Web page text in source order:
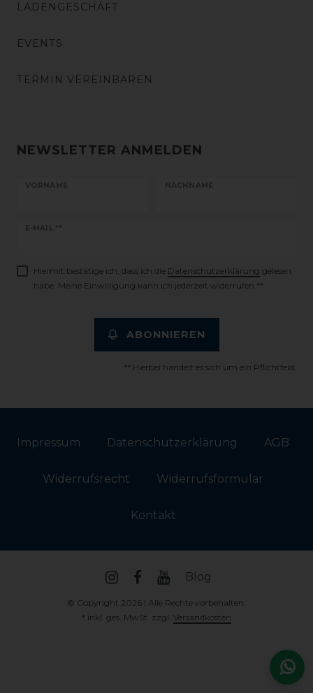
LADENGESCHÄFT
EVENTS
TERMIN VEREINBAREN
NEWSLETTER ANMELDEN
VORNAME NACHNAME
E-MAIL **
Newsletter
Hiermit bestätige ich, dass ich die Daten­schutz­erklärung gelesen
habe. Meine Einwilligung kann ich jederzeit widerrufen.**
ABONNIEREN
** Hierbei handelt es sich um ein Pflichtfeld.
Impressum Daten­schutz­erklärung AGB
Widerrufs­recht Widerrufs­formular
Kontakt
Blog
© Copyright 2026 | Alle Rechte vorbehalten.
* inkl. ges. MwSt. zzgl. Versandkosten